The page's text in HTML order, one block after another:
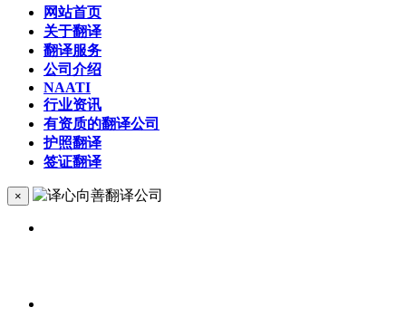
网站首页
关于翻译
翻译服务
公司介绍
NAATI
行业资讯
有资质的翻译公司
护照翻译
签证翻译
×